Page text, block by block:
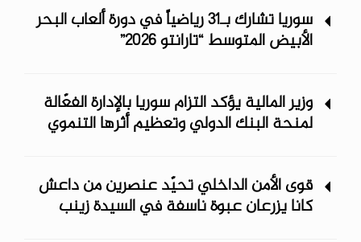
سوريا تشارك بـ31 رياضياً في دورة ألعاب البحر
الأبيض المتوسط “تارانتو 2026”
وزير المالية يؤكد التزام سوريا بالإدارة الفعّالة
لمنحة البنك الدولي وتعظيم أثرها التنموي
قوى الأمن الداخلي تحيّد عنصرين من داعش
كانا يزرعان عبوة ناسفة في السيدة زينب